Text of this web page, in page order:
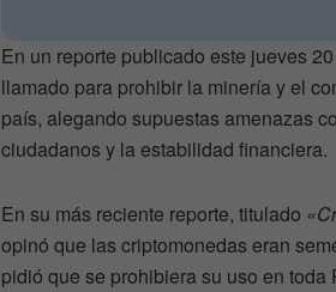
En un reporte publicado este jueves
llamado para prohibir la minería y el
país, alegando supuestas amenazas
ciudadanos y la estabilidad financiera.
En su más reciente reporte, titulado
opinó que las criptomonedas eran
pidió que se prohibiera su uso en toda